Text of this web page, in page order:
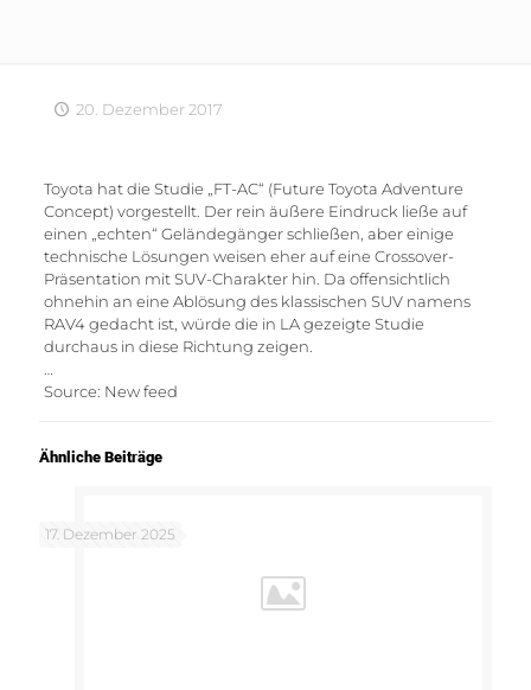
20. Dezember 2017
Toyota hat die Studie „FT-AC“ (Future Toyota Adventure
Concept) vorgestellt. Der rein äußere Eindruck ließe auf
einen „echten“ Geländegänger schließen, aber einige
technische Lösungen weisen eher auf eine Crossover-
Präsentation mit SUV-Charakter hin. Da offensichtlich
ohnehin an eine Ablösung des klassischen SUV namens
RAV4 gedacht ist, würde die in LA gezeigte Studie
durchaus in diese Richtung zeigen.
Source: New feed
Ähnliche Beiträge
17. Dezember 2025